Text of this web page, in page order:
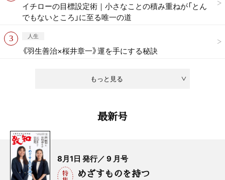
もっと見る
イチローの目標設定術｜小さなことの積み重ねが「とん
でもないところ」に至る唯一の道
人生
《羽生善治×桜井章一》運を手にする秘訣
最新号
8月1日 発行／ 9 月号
めざすものを持つ